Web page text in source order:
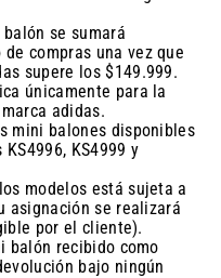
se sumará
compras una vez que
supere los $149.999.
únicamente para la
adidas.
mini balones disponibles
KS4999 y
modelos está sujeta a
asignación se realizará
por el cliente).
balón recibido como
bajo ningún